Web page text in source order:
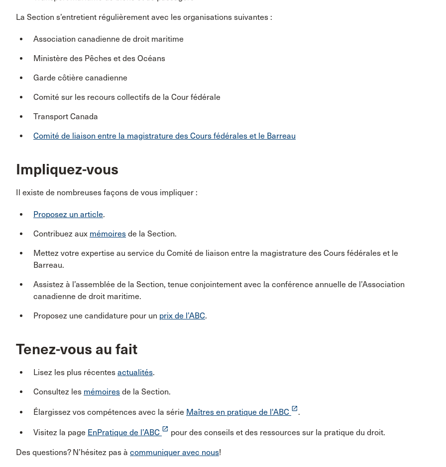
La Section s’entretient régulièrement avec les organisations suivantes :
Association canadienne de droit maritime
Ministère des Pêches et des Océans
Garde côtière canadienne
Comité sur les recours collectifs de la Cour fédérale
Transport Canada
Comité de liaison entre la magistrature des Cours fédérales et le Barreau
Impliquez-vous
Il existe de nombreuses façons de vous impliquer :
Proposez un article.
Contribuez aux mémoires de la Section.
Mettez votre expertise au service du Comité de liaison entre la magistrature des Cours fédérales et le
Barreau.
Assistez à l’assemblée de la Section, tenue conjointement avec la conférence annuelle de l’Association
canadienne de droit maritime.
Proposez une candidature pour un prix de l’ABC.
Tenez-vous au fait
Lisez les plus récentes actualités.
Consultez les mémoires de la Section.
Élargissez vos compétences avec la série Maîtres en pratique de l'ABC launch .
Visitez la page EnPratique de l’ABC launch pour des conseils et des ressources sur la pratique du droit.
Des questions? N’hésitez pas à communiquer avec nous!